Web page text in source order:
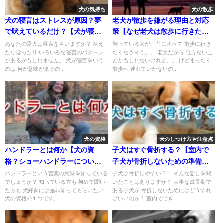
犬の気持ち
犬の寝言はストレスが原因？夢
で吠えているだけ？【犬が寝言
で唸る＆吠える理由と対策】
あなたの愛犬は寝言を言いますか？ 吠え
たり唸ったり いろいろな寝言のパターン
があるかもしれません。 犬が寝言をいう
のは 何か意味があるの...
犬の散歩
老犬が散歩を嫌がる理由と対応
策【なぜ老犬は散歩に行きたが
らない？】
飼っている犬が、昔に比べて 散歩に行き
たくなさそう。。 老犬だから 仕方ないこ
とかもしれないけれど。。 けどまったく
散歩へ 連れていかないの...
犬の資格
ハンドラーとは何か【犬の資
格？ショーハンドラーについて
も解説】
ハンドラーという言葉の意味を知っている
でしょうか？ 知っている方も 初めて聞い
た方も 犬好きには是非知ってもらいたい
犬の資格の１つです。...
犬のしつけ方や注意点
子犬はすぐ骨折する？【室内で
子犬が骨折しないための準備や
注意点】
子犬は骨折しやすい？！ そんな話しを聞
いたことはありますか？ 大事な成長期で
ある子犬が 骨折しないためにはどうすれ
ばいいのか？ 室内ででき...